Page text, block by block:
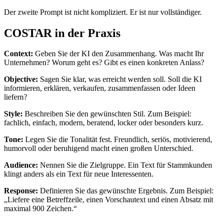
Der zweite Prompt ist nicht kompliziert. Er ist nur vollständiger.
COSTAR in der Praxis
Context: Geben Sie der KI den Zusammenhang. Was macht Ihr
Unternehmen? Worum geht es? Gibt es einen konkreten Anlass?
Objective: Sagen Sie klar, was erreicht werden soll. Soll die KI
informieren, erklären, verkaufen, zusammenfassen oder Ideen
liefern?
Style: Beschreiben Sie den gewünschten Stil. Zum Beispiel:
fachlich, einfach, modern, beratend, locker oder besonders kurz.
Tone: Legen Sie die Tonalität fest. Freundlich, seriös, motivierend,
humorvoll oder beruhigend macht einen großen Unterschied.
Audience: Nennen Sie die Zielgruppe. Ein Text für Stammkunden
klingt anders als ein Text für neue Interessenten.
Response: Definieren Sie das gewünschte Ergebnis. Zum Beispiel:
„Liefere eine Betreffzeile, einen Vorschautext und einen Absatz mit
maximal 900 Zeichen.“